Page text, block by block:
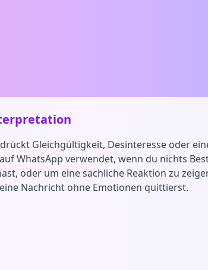
Gleichgültigkeit, Desinteresse oder
WhatsApp verwendet, wenn du nichts
oder um eine sachliche Reaktion zu
Nachricht ohne Emotionen quittierst.